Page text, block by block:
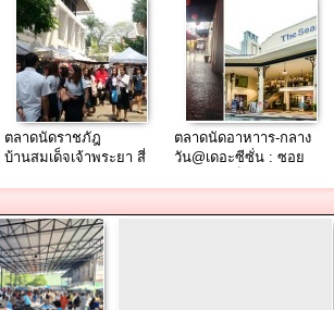
] เร็วๆ นี้..
70-90 ฿
ตลาดนัดราชภัฎ
บ้านสมเด็จเจ้าพระยา สี่
ตลาดนัดอาหาาร-กลาง
วัน@เดอะซีซั่น : ซอย